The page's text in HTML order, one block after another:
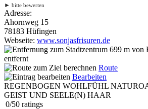
► bitte bewerten
Adresse:
Ahornweg 15
78183 Hüfingen
Webseite: www.sonjasfrisuren.de
699 m von
entfernt
Route
Bearbeiten
REGENBOGEN WOHLFÜHL
GEIST UND SEELE(N) HAAR
0/50 ratings